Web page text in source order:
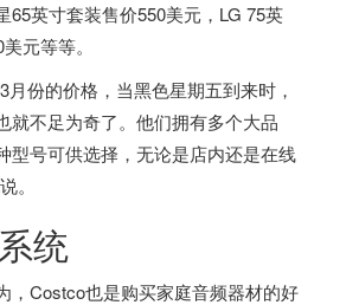
65英寸套装售价550美元，LG 75英
元等等。
月份的价格，当黑色星期五到来时，
就不足为奇了。他们拥有多个大品
型号可供选择，无论是店内还是在线
。
统
，Costco也是购买家庭音频器材的好